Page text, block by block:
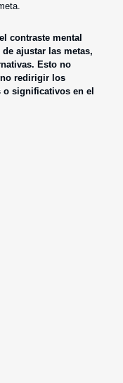
contraste mental
ajustar las metas,
Esto no
redirigir los
significativos en el